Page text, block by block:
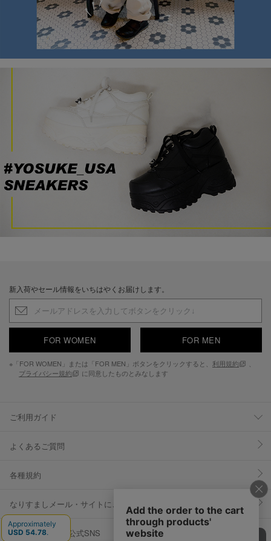
新入荷やセール情報をいちはやくお届けします。
FOR WOMEN FOR MEN
※「FOR WOMEN」または「FOR MEN」ボタンをクリックすると、 利用規約
プライバシー規約
に同意したものとみなします
ご利用ガイド
よくあるご質問
各種規約
なりすましメール・サイトにご注意ください
YOSUKE U.S.A 公式SNS